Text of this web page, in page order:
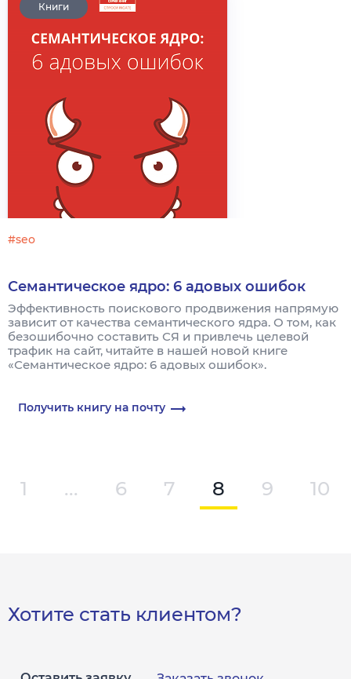
Книги
#seo
Семантическое ядро: 6 адовых ошибок
Эффективность поискового продвижения напрямую
зависит от качества семантического ядра. О том, как
безошибочно составить СЯ и привлечь целевой
трафик на сайт, читайте в нашей новой книге
«Семантическое ядро: 6 адовых ошибок».
Получить книгу на почту
1 ... 6 7 8 9 10
Хотите стать клиентом?